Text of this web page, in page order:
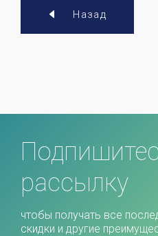
Назад
рассылку
чтобы получать все
скидки и другие